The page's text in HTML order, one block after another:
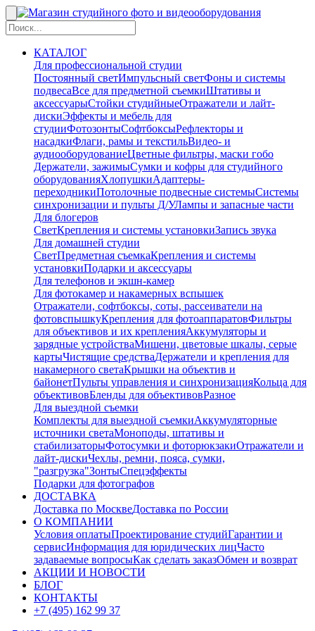
КАТАЛОГ
Для профессиональной студии
Постоянный светИмпульсный светФоны и системы
подвесаВсе для предметной съемкиШтативы и
аксессуарыСтойки студийныеОтражатели и лайт-
дискиЭффекты и мебель для
студииФотозонтыСофтбоксыРефлекторы и
насадкиФлаги, рамы и текстильВидео- и
аудиооборудованиеЦветные фильтры, маски гобо
Держатели, зажимыСумки и кофры для студийного
оборудованияХлопушкиАдаптеры-
переходникиПотолочные подвесные системыСистемы
синхронизации и пульты Д/УЛампы и запасные части
Для блогеров
СветКрепления и системы установкиЗапись звука
Для домашней студии
СветПредметная съемкаКрепления и системы
установкиПодарки и аксессуары
Для телефонов и экшн-камер
Для фотокамер и накамерных вспышек
Отражатели, софтбоксы, соты, рассеиватели на
фотовспышкуКрепления для фотоаппаратовФильтры
для объективов и их крепленияАккумуляторы и
зарядные устройстваМишени, цветовые шкалы, серые
картыЧистящие средстваДержатели и крепления для
накамерного светаКрышки на объектив и
байонетПульты управления и синхронизацияКольца для
объективовБленды для объективовРазное
Для выездной съемки
Комплекты для выездной съемкиАккумуляторные
источники светаМоноподы, штативы и
стабилизаторыФотосумки и фоторюкзакиОтражатели и
лайт-дискиЧехлы, ремни, пояса, сумки,
"разгрузка"ЗонтыСпецэффекты
Подарки для фотографов
ДОСТАВКА
Доставка по МосквеДоставка по России
О КОМПАНИИ
Условия оплатыПроектирование студийГарантии и
сервисИнформация для юридических лицЧасто
задаваемые вопросыКак сделать заказОбмен и возврат
АКЦИИ И НОВОСТИ
БЛОГ
КОНТАКТЫ
+7 (495) 162 99 37